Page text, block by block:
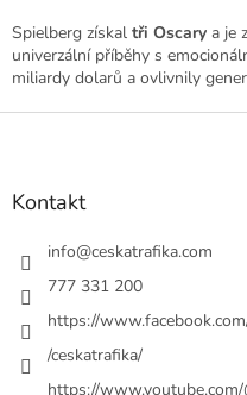
Spielberg získal tři Oscary a je
univerzální příběhy s
miliardy dolarů a ovlivnily
Z
Kontakt
info@ceskatrafika.com
777 331 200
https://
/ceskatrafika/
https://www.youtube.com/